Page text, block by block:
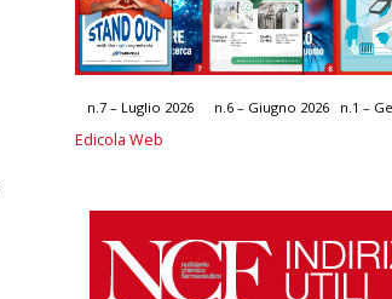
n.7 – Luglio 2026 n.6 – Giugno 2026 n.1 –
Edicola Web